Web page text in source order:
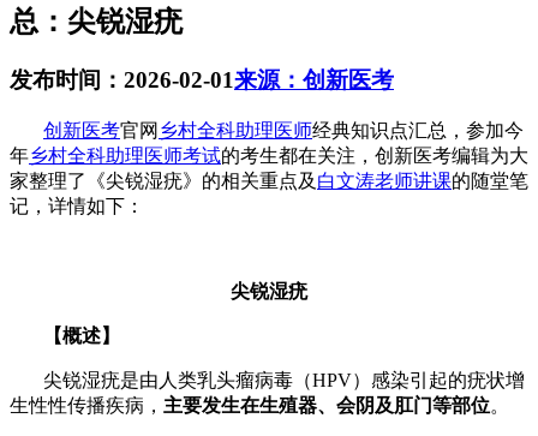
总：尖锐湿疣
发布时间：2026-02-01来源：创新医考
创新医考官网 乡村全科助理医师经典知识点汇总，参加今
年乡村全科助理医师考试的考生都在关注，创新医考编辑为大
家整理了《尖锐湿疣》的相关重点及 白文涛老师讲课的随堂笔
记，详情如下：
尖锐湿疣
【概述】
尖锐湿疣是由人类乳头瘤病毒（HPV）感染引起的疣状增
生性性传播疾病， 主要发生在生殖器、会阴及肛门等部位。